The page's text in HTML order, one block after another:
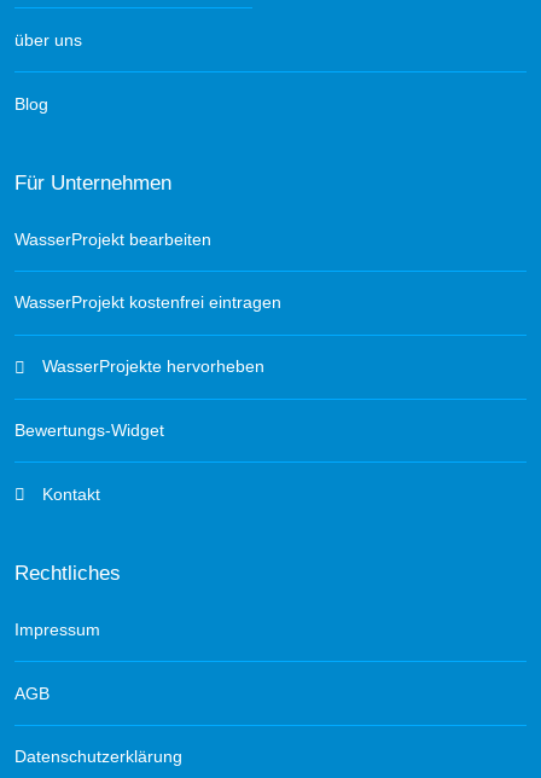
über uns
Blog
Für Unternehmen
WasserProjekt bearbeiten
WasserProjekt kostenfrei eintragen
WasserProjekte hervorheben
Bewertungs-Widget
Kontakt
Rechtliches
Impressum
AGB
Datenschutzerklärung